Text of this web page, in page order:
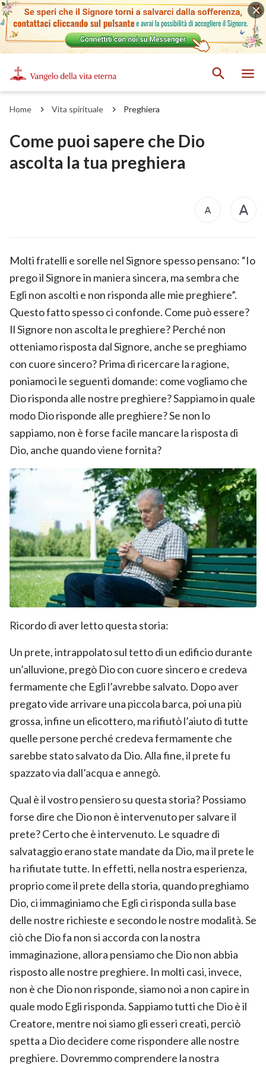
Home Vita spirituale Preghiera
Come puoi sapere che Dio
ascolta la tua preghiera
Molti fratelli e sorelle nel Signore spesso pensano: “Io
prego il Signore in maniera sincera, ma sembra che
Egli non ascolti e non risponda alle mie preghiere”.
Questo fatto spesso ci confonde. Come può essere?
Il Signore non ascolta le preghiere? Perché non
otteniamo risposta dal Signore, anche se preghiamo
con cuore sincero? Prima di ricercare la ragione,
poniamoci le seguenti domande: come vogliamo che
Dio risponda alle nostre preghiere? Sappiamo in quale
modo Dio risponde alle preghiere? Se non lo
sappiamo, non è forse facile mancare la risposta di
Dio, anche quando viene fornita?
Ricordo di aver letto questa storia:
Un prete, intrappolato sul tetto di un edificio durante
un’alluvione, pregò Dio con cuore sincero e credeva
fermamente che Egli l’avrebbe salvato. Dopo aver
pregato vide arrivare una piccola barca, poi una più
grossa, infine un elicottero, ma rifiutò l’aiuto di tutte
quelle persone perché credeva fermamente che
sarebbe stato salvato da Dio. Alla fine, il prete fu
spazzato via dall’acqua e annegò.
Qual è il vostro pensiero su questa storia? Possiamo
forse dire che Dio non è intervenuto per salvare il
prete? Certo che è intervenuto. Le squadre di
salvataggio erano state mandate da Dio, ma il prete le
ha rifiutate tutte. In effetti, nella nostra esperienza,
proprio come il prete della storia, quando preghiamo
Dio, ci immaginiamo che Egli ci risponda sulla base
delle nostre richieste e secondo le nostre modalità. Se
ciò che Dio fa non si accorda con la nostra
immaginazione, allora pensiamo che Dio non abbia
risposto alle nostre preghiere. In molti casi, invece,
non è che Dio non risponde, siamo noi a non capire in
quale modo Egli risponda. Sappiamo tutti che Dio è il
Creatore, mentre noi siamo gli esseri creati, perciò
spetta a Dio decidere come rispondere alle nostre
preghiere. Dovremmo comprendere la nostra